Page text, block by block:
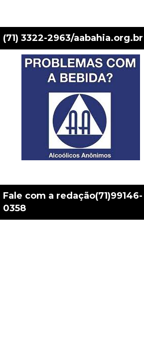
(71) 3322-2963/aabahia.org.br
Fale com a redação(71)99146-
0358